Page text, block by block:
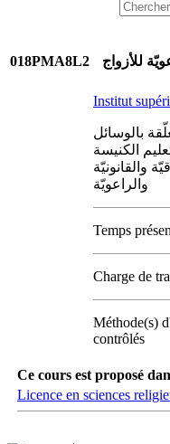
018PMA8L2 للأزواج
Institut
بالوسائل
الكنيسة
والقانونيّة
والراعويّة
Temps
Charge de
Méthode(s)
contrôlés
Ce cours est proposé
Licence en sciences